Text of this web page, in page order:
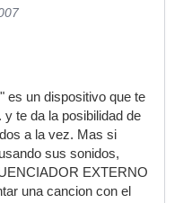
es un dispositivo que te
te da la posibilidad de
a la vez. Mas si
sus sonidos,
EXTERNO
una cancion con el